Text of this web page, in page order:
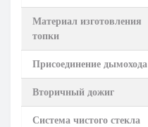
Материал изготовления
топки
Присоединение дымохода
Вторичный дожиг
Система чистого стекла